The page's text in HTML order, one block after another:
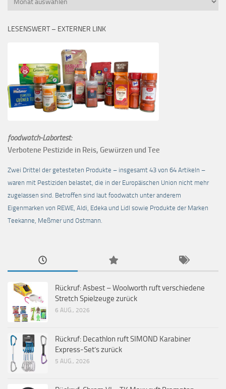
LESENSWERT – EXTERNER LINK
foodwatch-Labortest:
Verbotene Pestizide in Reis, Gewürzen und Tee
Zwei Drittel der getesteten Produkte – insgesamt 43 von 64 Artikeln –
waren mit Pestiziden belastet, die in der Europäischen Union nicht mehr
zugelassen sind. Betroffen sind laut foodwatch unter anderem
Eigenmarken von REWE, Aldi, Edeka und Lidl sowie Produkte der Marken
Teekanne, Meßmer und Ostmann.
Rückruf: Asbest – Woolworth ruft verschiedene
Stretch Spielzeuge zurück
6 AUG., 2026
Rückruf: Decathlon ruft SIMOND Karabiner
Express-Set’s zurück
5 AUG., 2026